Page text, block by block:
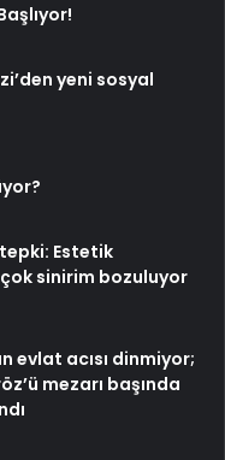
yeni sosyal
Estetik
sinirim bozuluyor
evlat acısı dinmiyor;
mezarı başında